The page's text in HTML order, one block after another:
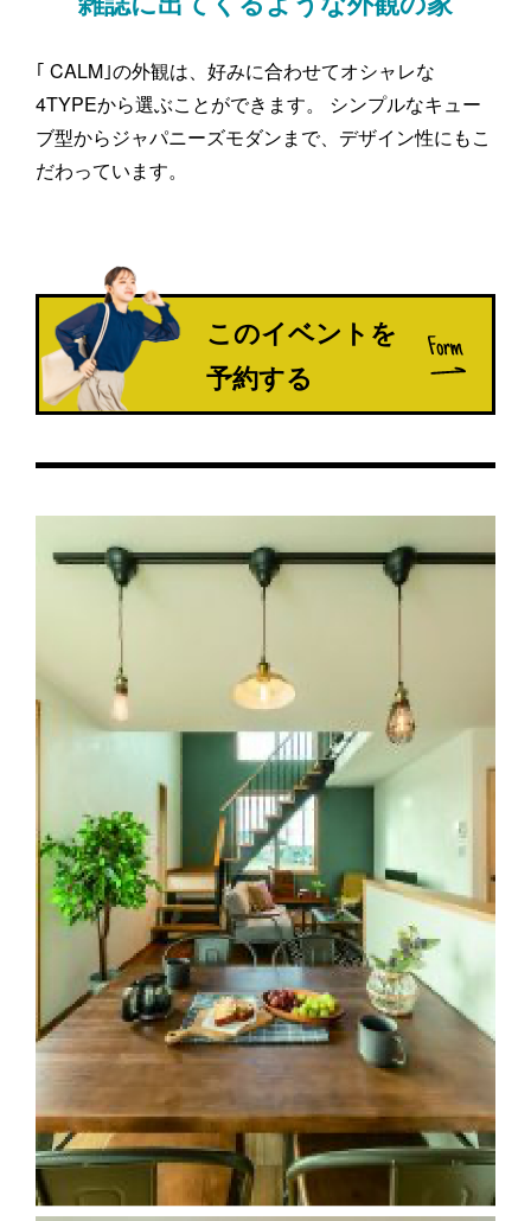
｢ CALM｣の外観は、好みに合わせてオシャレな
4TYPEから選ぶことができます。 シンプルなキュー
ブ型からジャパニーズモダンまで、デザイン性にもこ
だわっています。
このイベントを
予約する